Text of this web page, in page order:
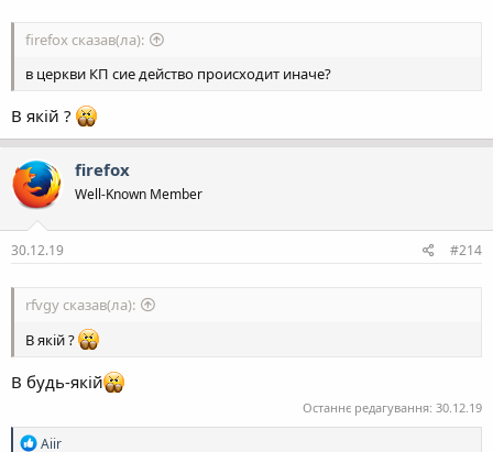
firefox сказав(ла):
в церкви КП сие действо происходит иначе?
В якій ?
firefox
Well-Known Member
30.12.19 #214
rfvgy сказав(ла):
В якій ?
В будь-якій
Останнє редагування: 30.12.19
Р
Aiir